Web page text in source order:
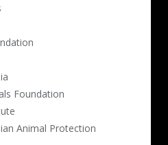
Foundation
Animal Protection